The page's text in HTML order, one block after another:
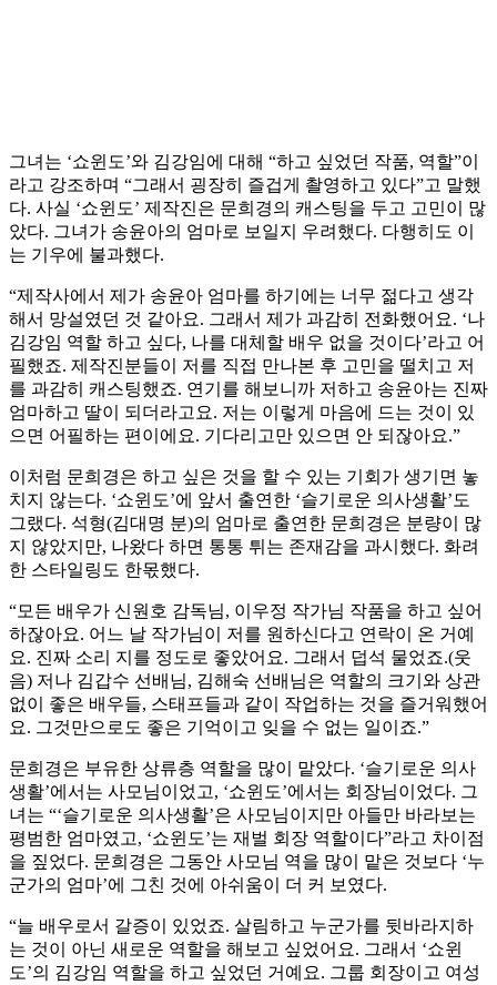
그녀는 ‘쇼윈도’와 김강임에 대해 “하고 싶었던 작품, 역할”이
라고 강조하며 “그래서 굉장히 즐겁게 촬영하고 있다”고 말했
다. 사실 ‘쇼윈도’ 제작진은 문희경의 캐스팅을 두고 고민이 많
았다. 그녀가 송윤아의 엄마로 보일지 우려했다. 다행히도 이
는 기우에 불과했다.
“제작사에서 제가 송윤아 엄마를 하기에는 너무 젊다고 생각
해서 망설였던 것 같아요. 그래서 제가 과감히 전화했어요. ‘나
김강임 역할 하고 싶다, 나를 대체할 배우 없을 것이다’라고 어
필했죠. 제작진분들이 저를 직접 만나본 후 고민을 떨치고 저
를 과감히 캐스팅했죠. 연기를 해보니까 저하고 송윤아는 진짜
엄마하고 딸이 되더라고요. 저는 이렇게 마음에 드는 것이 있
으면 어필하는 편이에요. 기다리고만 있으면 안 되잖아요.”
이처럼 문희경은 하고 싶은 것을 할 수 있는 기회가 생기면 놓
치지 않는다. ‘쇼윈도’에 앞서 출연한 ‘슬기로운 의사생활’도
그랬다. 석형(김대명 분)의 엄마로 출연한 문희경은 분량이 많
지 않았지만, 나왔다 하면 통통 튀는 존재감을 과시했다. 화려
한 스타일링도 한몫했다.
“모든 배우가 신원호 감독님, 이우정 작가님 작품을 하고 싶어
하잖아요. 어느 날 작가님이 저를 원하신다고 연락이 온 거예
요. 진짜 소리 지를 정도로 좋았어요. 그래서 덥석 물었죠.(웃
음) 저나 김갑수 선배님, 김해숙 선배님은 역할의 크기와 상관
없이 좋은 배우들, 스태프들과 같이 작업하는 것을 즐거워했어
요. 그것만으로도 좋은 기억이고 잊을 수 없는 일이죠.”
문희경은 부유한 상류층 역할을 많이 맡았다. ‘슬기로운 의사
생활’에서는 사모님이었고, ‘쇼윈도’에서는 회장님이었다. 그
녀는 “‘슬기로운 의사생활’은 사모님이지만 아들만 바라보는
평범한 엄마였고, ‘쇼윈도’는 재벌 회장 역할이다”라고 차이점
을 짚었다. 문희경은 그동안 사모님 역을 많이 맡은 것보다 ‘누
군가의 엄마’에 그친 것에 아쉬움이 더 커 보였다.
“늘 배우로서 갈증이 있었죠. 살림하고 누군가를 뒷바라지하
는 것이 아닌 새로운 역할을 해보고 싶었어요. 그래서 ‘쇼윈
도’의 김강임 역할을 하고 싶었던 거예요. 그룹 회장이고 여성